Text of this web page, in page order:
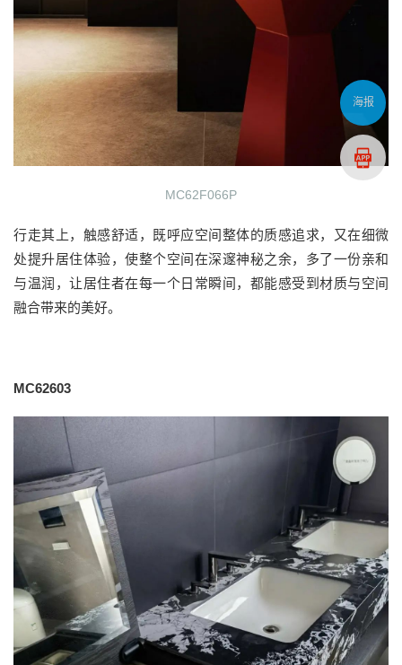
MC62F066P
行走其上，触感舒适，既呼应空间整体的质感追求，又在细微
处提升居住体验，使整个空间在深邃神秘之余，多了一份亲和
与温润，让居住者在每一个日常瞬间，都能感受到材质与空间
融合带来的美好。
MC62603
海报